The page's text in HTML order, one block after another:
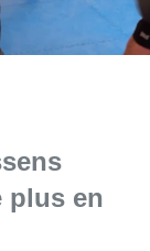
plus en